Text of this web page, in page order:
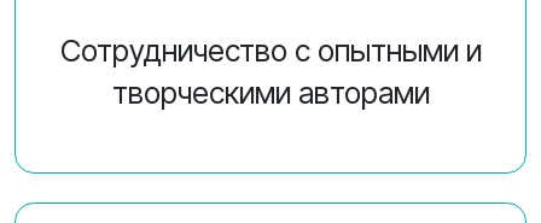
Сотрудничество с опытными и
творческими авторами